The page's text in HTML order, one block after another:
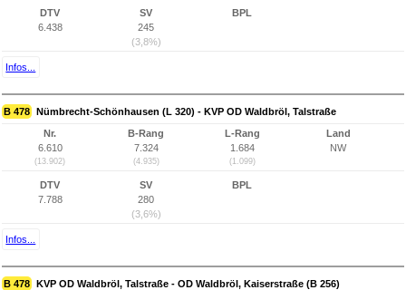
DTV
6.438
SV
245
(3,8%)
BPL
Infos...
B 478 Nümbrecht-Schönhausen (L 320) - KVP OD Waldbröl, Talstraße
Nr.
6.610
(13.902)
B-Rang
7.324
(4.935)
L-Rang
1.684
(1.099)
Land
NW
DTV
7.788
SV
280
(3,6%)
BPL
Infos...
B 478 KVP OD Waldbröl, Talstraße - OD Waldbröl, Kaiserstraße (B 256)